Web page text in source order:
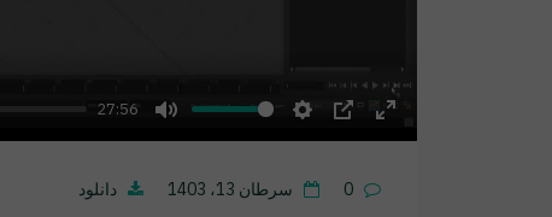
27:56
0 سرطان 13، 1403 دانلود